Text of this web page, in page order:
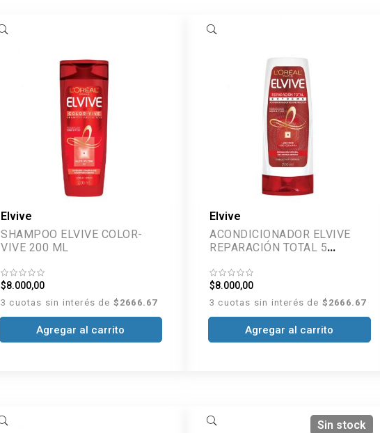
Elvive
SHAMPOO ELVIVE COLOR-
VIVE 200 ML
$8.000,00
3 cuotas sin interés de $2666.67
Agregar al carrito
Elvive
ACONDICIONADOR ELVIVE
REPARACIÓN TOTAL 5
$8.000,00
3 cuotas sin interés de $2666.67
Agregar al carrito
Sin stock